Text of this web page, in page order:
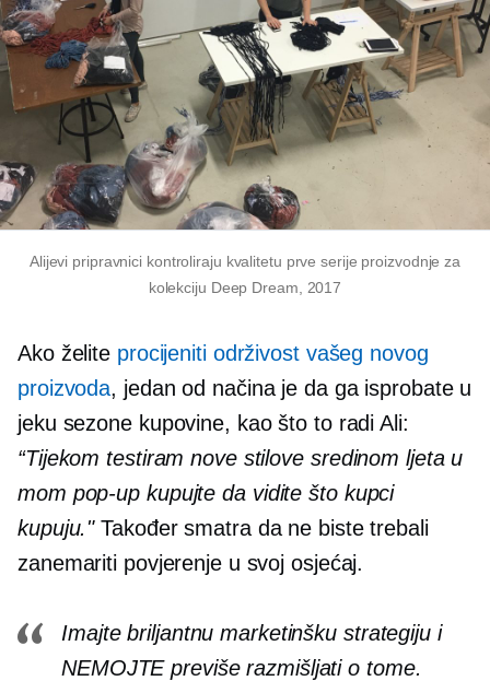
Alijevi pripravnici kontroliraju kvalitetu prve serije proizvodnje za
kolekciju Deep Dream, 2017
Ako želite procijeniti održivost vašeg novog
proizvoda, jedan od načina je da ga isprobate u
jeku sezone kupovine, kao što to radi Ali:
“Tijekom testiram nove stilove sredinom ljetau
mom pop-up kupujte da vidite što kupci
kupuju."Također smatra da ne biste trebali
zanemariti povjerenje u svoj osjećaj.
Imajte briljantnu marketinšku strategiju i
NEMOJTE previše razmišljati o tome.